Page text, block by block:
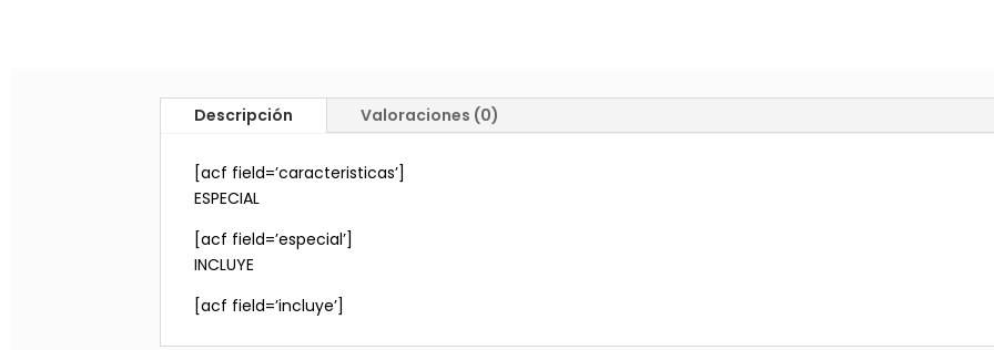
Descripción Valoraciones (0)
[acf field=’caracteristicas’]
ESPECIAL
[acf field=’especial’]
INCLUYE
[acf field=’incluye’]